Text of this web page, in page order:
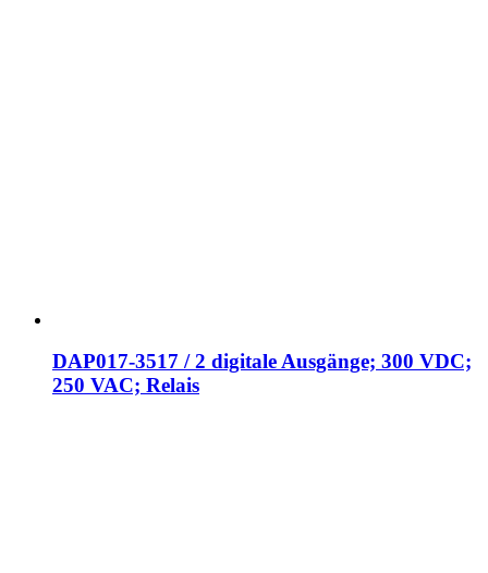
DAP017-3517 / 2 digitale Ausgänge; 300 VDC;
250 VAC; Relais